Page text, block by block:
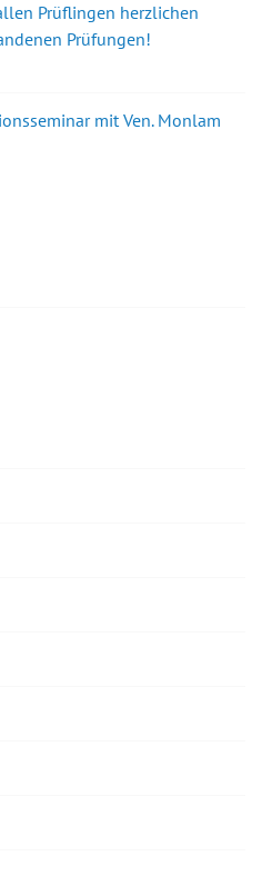
Prüflingen herzlichen
Prüfungen!
mit Ven. Monlam